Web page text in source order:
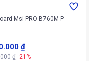
Msi PRO B760M-P
₫
₫ -21%